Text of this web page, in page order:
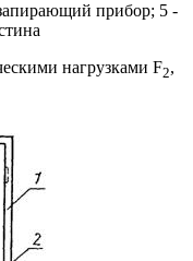
прибор; 5 -
нагрузками F2,